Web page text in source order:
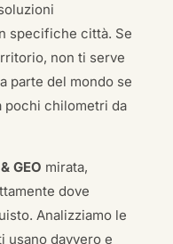
specifiche città. Se
non ti serve
parte del mondo se
pochi chilometri da
GEO mirata,
dove
Analizziamo le
usano davvero e